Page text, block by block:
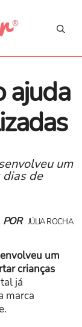
ajuda
um
de
POR JÚLIA ROCHA
um
crianças
já
marca